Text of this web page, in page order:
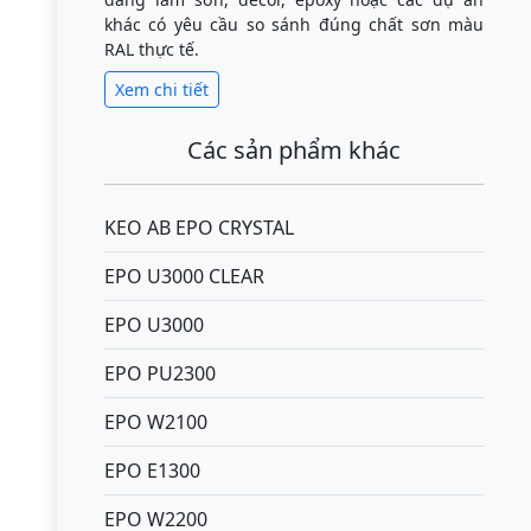
khác có yêu cầu so sánh đúng chất sơn màu
RAL thực tế.
Xem chi tiết
Các sản phẩm khác
KEO AB EPO CRYSTAL
EPO U3000 CLEAR
EPO U3000
EPO PU2300
EPO W2100
EPO E1300
EPO W2200